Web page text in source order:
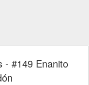
- #149 Enanito